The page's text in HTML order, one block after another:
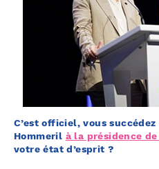
C’est officiel, vous
Hommeril à la présidence de
votre état d’esprit ?